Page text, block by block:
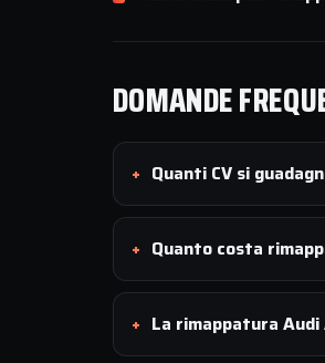
DOMANDE
Quanti CV si
Quanto costa
La rimappatura Audi